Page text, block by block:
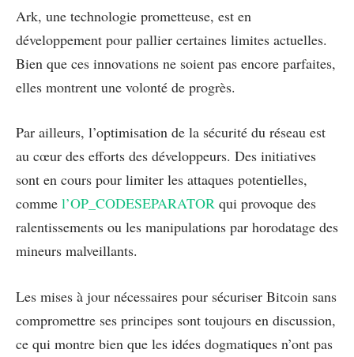
Ark, une technologie prometteuse, est en
développement pour pallier certaines limites actuelles.
Bien que ces innovations ne soient pas encore parfaites,
elles montrent une volonté de progrès.
Par ailleurs, l’optimisation de la sécurité du réseau est
au cœur des efforts des développeurs. Des initiatives
sont en cours pour limiter les attaques potentielles,
comme l’OP_CODESEPARATOR qui provoque des
ralentissements ou les manipulations par horodatage des
mineurs malveillants.
Les mises à jour nécessaires pour sécuriser Bitcoin sans
compromettre ses principes sont toujours en discussion,
ce qui montre bien que les idées dogmatiques n’ont pas